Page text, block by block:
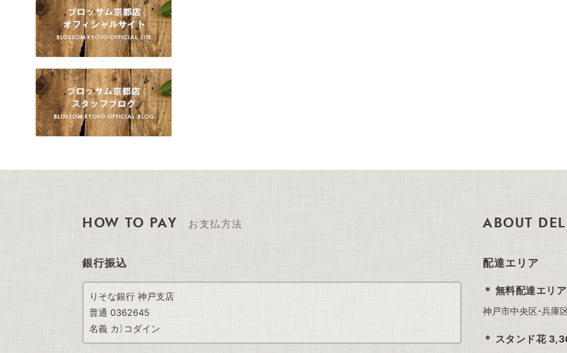
HOW TO PAY お支払方法
銀行振込
りそな銀行 神戸支店
普通 0362645
名義 カ）コダイン
ABOUT
配達エリア
無料配達エリア
神戸市中央区・兵庫
スタンド花